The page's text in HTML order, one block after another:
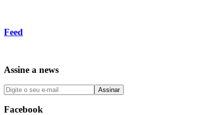
Feed
Assine a news
Facebook